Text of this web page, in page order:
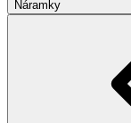
Náramky